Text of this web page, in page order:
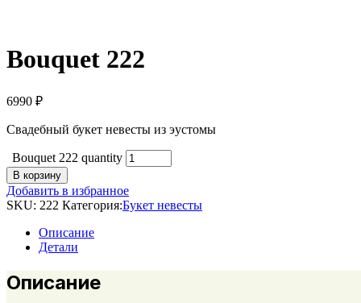
Bouquet 222
6990 ₽
Свадебный букет невесты из эустомы
Bouquet 222 quantity
В корзину
Добавить в избранное
SKU: 222 Категория:Букет невесты
Описание
Детали
Описание